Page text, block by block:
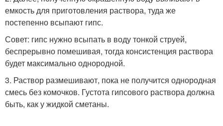
емкость для приготовления раствора, туда же
постепенно всыпают гипс.
Совет: гипс нужно всыпать в воду тонкой струей,
беспрерывно помешивая, тогда консистенция раствора
будет максимально однородной.
3. Раствор размешивают, пока не получится однородная
смесь без комочков. Густота гипсового раствора должна
быть, как у жидкой сметаны.